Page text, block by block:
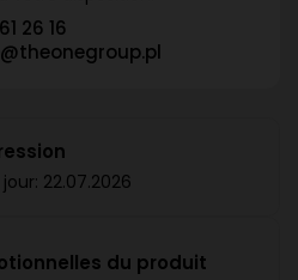
26 16
22.07.2026
du produit